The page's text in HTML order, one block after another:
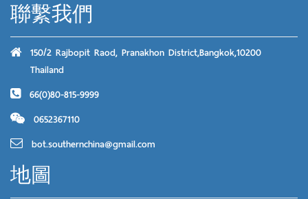
聯繫我們
150/2 Rajbopit Raod, Pranakhon District,Bangkok,10200
Thailand
66(0)80-815-9999
0652367110
bot.southernchina@gmail.com
地圖